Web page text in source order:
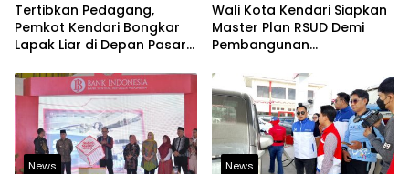
Tertibkan Pedagang,
Pemkot Kendari Bongkar
Lapak Liar di Depan Pasar
Wali Kota Kendari Siapkan
Master Plan RSUD Demi
Pembangunan
News News